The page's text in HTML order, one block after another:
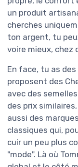
un produit
cherches
ton argent, tu
voire mieux, chez
En face, tu as
proposent des
avec des
des prix
aussi des
classiques qui,
cuir un peu plus
"mode". Là où